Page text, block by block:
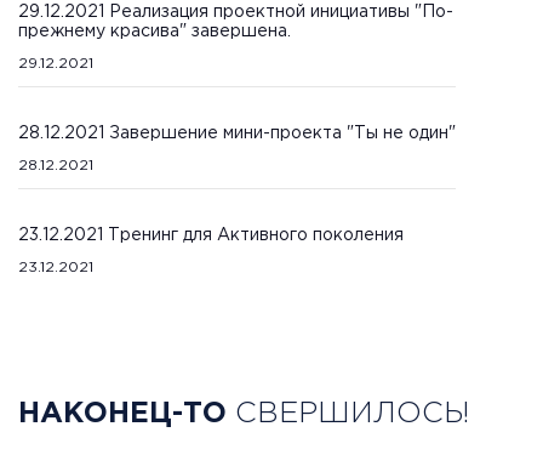
29.12.2021 Реализация проектной инициативы "По-
прежнему красива" завершена.
29.12.2021
28.12.2021 Завершение мини-проекта "Ты не один"
28.12.2021
23.12.2021 Тренинг для Активного поколения
23.12.2021
НАКОНЕЦ-ТО СВЕРШИЛОСЬ!